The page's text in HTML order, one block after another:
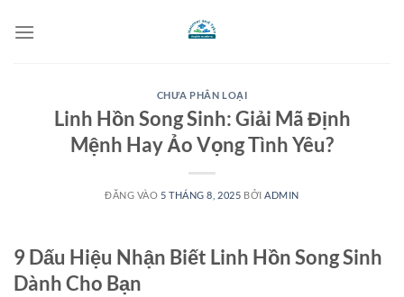
qua
CHƯA PHÂN LOẠI
Linh Hồn Song Sinh: Giải Mã Định
Mệnh Hay Ảo Vọng Tình Yêu?
ĐĂNG VÀO 5 THÁNG 8, 2025 BỞI ADMIN
9 Dấu Hiệu Nhận Biết Linh Hồn Song Sinh
Dành Cho Bạn